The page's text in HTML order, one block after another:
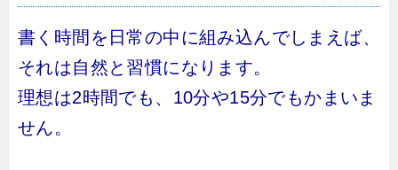
書く時間を日常の中に組み込んでしまえば、
それは自然と習慣になります。
理想は2時間でも、10分や15分でもかまいま
せん。